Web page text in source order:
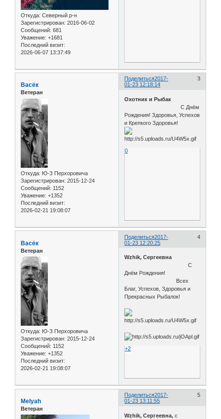
Откуда: Северный р-н
Зарегистрирован: 2016-06-02
Сообщений: 681
Уважение: +1681
Последний визит:
2026-06-07 13:37:49
Поделиться 3
2017-
01-23 12:18:14
Васёк
Ветеран
Откуда: Ю-З Перхоровича
Зарегистрирован: 2015-12-24
Сообщений: 1152
Уважение: +1352
Последний визит:
2026-02-21 19:08:07
Охотник и Рыбак
С Днём
Рождения! Здоровья, Успехов
и Крепкого Здоровья!
0
Поделиться 4
2017-
01-23 12:20:25
Васёк
Ветеран
Откуда: Ю-З Перхоровича
Зарегистрирован: 2015-12-24
Сообщений: 1152
Уважение: +1352
Последний визит:
2026-02-21 19:08:07
Wzhik, Сергеевна
С
Днём Рождения!
Всех
Благ, Успехов, Здоровья и
Прекрасных Рыбалок!
+2
Поделиться 5
2017-
01-23 13:11:55
Melyah
Ветеран
Wzhik, Сергеевна,с